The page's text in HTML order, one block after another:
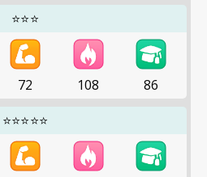
⭐⭐⭐
72 108
86
⭐⭐⭐⭐⭐